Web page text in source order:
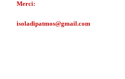
Merci:
isoladipatmos@gmail.com